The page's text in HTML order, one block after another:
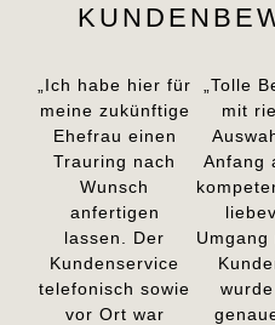
„Ich habe hier für
meine zukünftige
Ehefrau einen
Trauring nach
Wunsch
anfertigen
lassen. Der
Kundenservice
telefonisch sowie
vor Ort war
„Tolle
mit
Anfang
Umgang